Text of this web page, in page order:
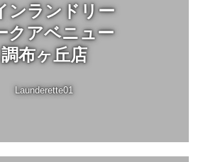
ンランドリー
クアベニュー
調布ヶ丘店
Launderette01